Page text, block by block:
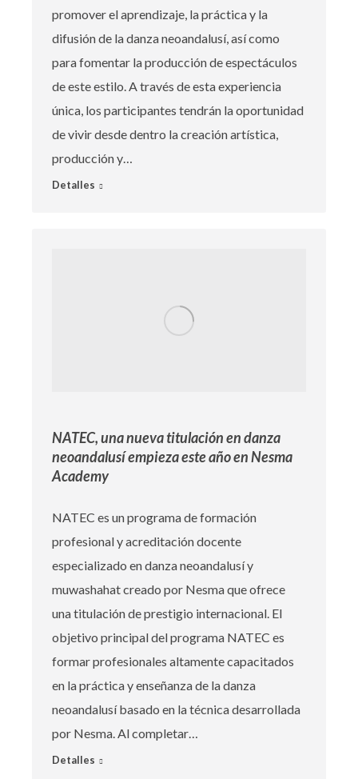
promover el aprendizaje, la práctica y la
difusión de la danza neoandalusí, así como
para fomentar la producción de espectáculos
de este estilo. A través de esta experiencia
única, los participantes tendrán la oportunidad
de vivir desde dentro la creación artística,
producción y…
Detalles
NATEC, una nueva titulación en danza
neoandalusí empieza este año en Nesma
Academy
NATEC es un programa de formación
profesional y acreditación docente
especializado en danza neoandalusí y
muwashahat creado por Nesma que ofrece
una titulación de prestigio internacional. El
objetivo principal del programa NATEC es
formar profesionales altamente capacitados
en la práctica y enseñanza de la danza
neoandalusí basado en la técnica desarrollada
por Nesma. Al completar…
Detalles